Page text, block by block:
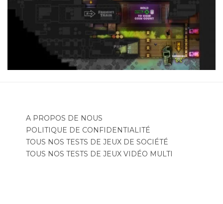
A PROPOS DE NOUS
POLITIQUE DE CONFIDENTIALITÉ
TOUS NOS TESTS DE JEUX DE SOCIÉTÉ
TOUS NOS TESTS DE JEUX VIDÉO MULTI